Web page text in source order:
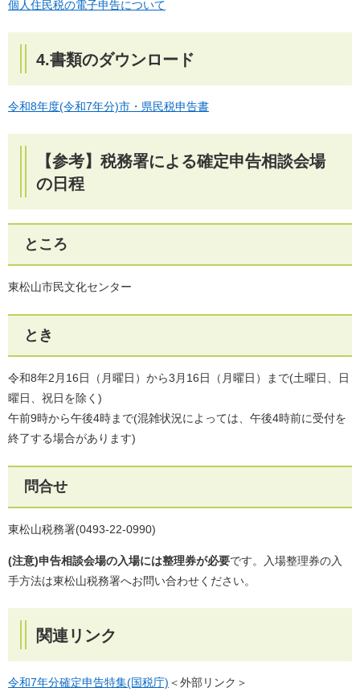
個人住民税の電子申告について
4.書類のダウンロード
令和8年度(令和7年分)市・県民税申告書
【参考】税務署による確定申告相談会場
の日程
ところ
東松山市民文化センター
とき
令和8年2月16日（月曜日）から3月16日（月曜日）まで(土曜日、日
曜日、祝日を除く)
午前9時から午後4時まで(混雑状況によっては、午後4時前に受付を
終了する場合があります)
問合せ
東松山税務署(0493-22-0990)
(注意)申告相談会場の入場には整理券が必要です。入場整理券の入
手方法は東松山税務署へお問い合わせください。
関連リンク
令和7年分確定申告特集(国税庁) ＜外部リンク＞